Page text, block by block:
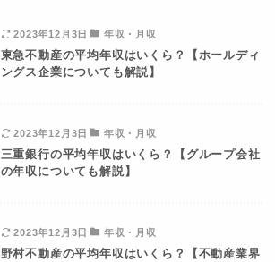
2023年12月3日 年収・月収
東急不動産の平均年収はいくら？【ホールディ
ングス企業についても解説】
2023年12月3日 年収・月収
三重銀行の平均年収はいくら？【グループ会社
の年収についても解説】
2023年12月3日 年収・月収
野村不動産の平均年収はいくら？【不動産業界